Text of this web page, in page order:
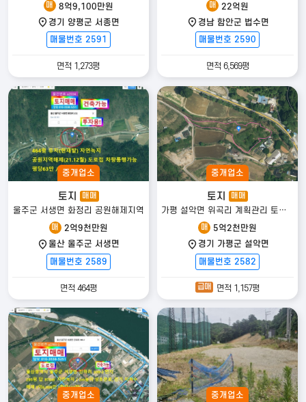
매 8억9,100만원
경기 양평군 서종면
매물번호 2591
면적 1,273평
매
22억원
경남 함안군 법수면
매물번호 2590
면적 6,569평
중개업소
토지 매매
울주군 서생면 화정리 공원해제지역
매 2억9천만원
울산 울주군 서생면
매물번호 2589
면적 464평
중개업소
토지 매매
가평 설악면 위곡리 계획관리 토지｜평당 45만, 1,156평 급매
매
5억2천만원
경기 가평군 설악면
매물번호 2582
급매 면적 1,157평
중개업소 중개업소